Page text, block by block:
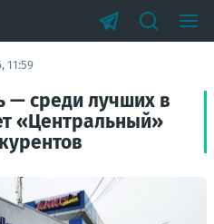
11:59
— среди лучших в
«Центральный»